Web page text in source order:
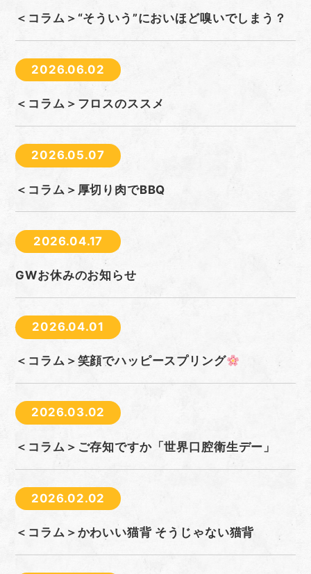
＜コラム＞“そういう”においほど嗅いでしまう？
2026.06.02
＜コラム＞フロスのススメ
2026.05.07
＜コラム＞厚切り肉でBBQ
2026.04.17
GWお休みのお知らせ
2026.04.01
＜コラム＞笑顔でハッピースプリング
2026.03.02
＜コラム＞ご存知ですか「世界口腔衛生デー」
2026.02.02
＜コラム＞かわいい猫背 そうじゃない猫背